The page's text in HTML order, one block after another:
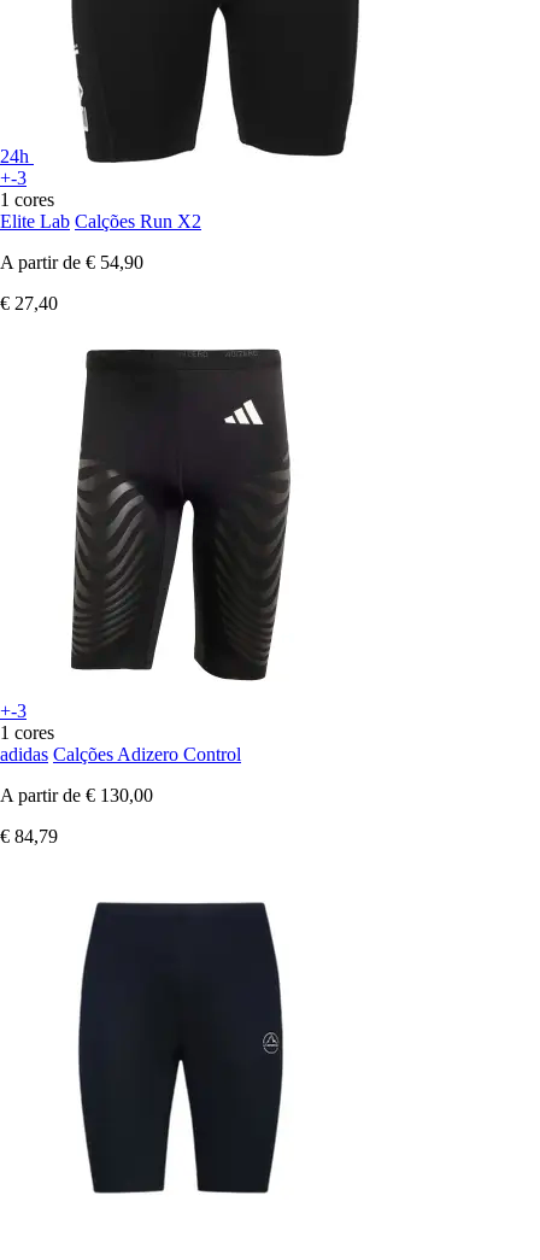
24h
+-3
1 cores
Elite Lab Calções Run X2
A partir de € 54,90
€ 27,40
+-3
1 cores
adidas Calções Adizero Control
A partir de € 130,00
€ 84,79